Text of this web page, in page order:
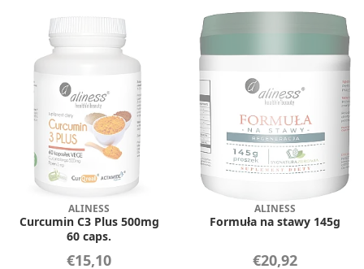
ALINESS
Curcumin C3 Plus 500mg
60 caps.
€15,10
ALINESS
Formuła na stawy 145g
€20,92